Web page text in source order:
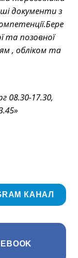
документи з
та позовної
, обліком та
08.30-17.30,
КАНАЛ